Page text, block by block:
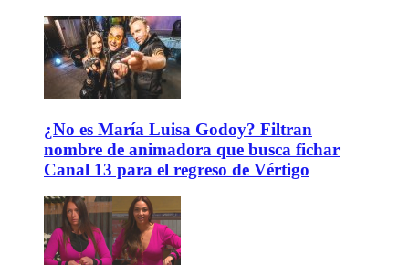
¿No es María Luisa Godoy? Filtran
nombre de animadora que busca fichar
Canal 13 para el regreso de Vértigo